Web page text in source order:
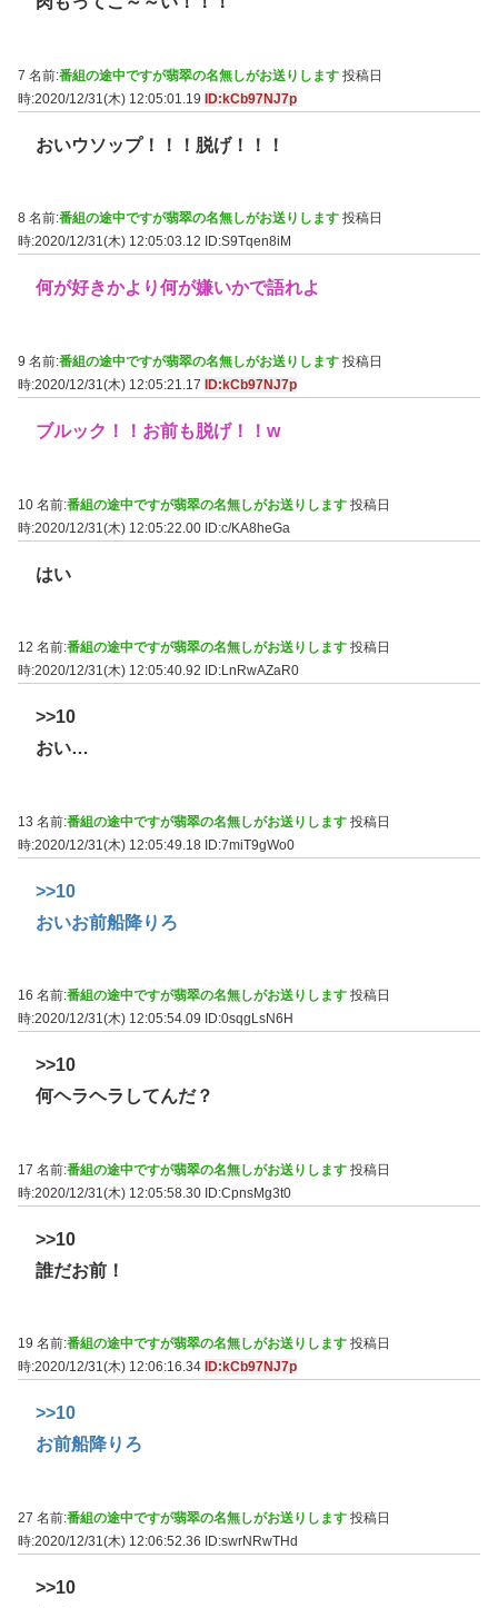
7 名前:番組の途中ですが翡翠の名無しがお送りします 投稿日
時:2020/12/31(木) 12:05:01.19 ID:kCb97NJ7p
おいウソップ！！！脱げ！！！
8 名前:番組の途中ですが翡翠の名無しがお送りします 投稿日
時:2020/12/31(木) 12:05:03.12
ID:S9Tqen8iM
何が好きかより何が嫌いかで語れよ
9 名前:番組の途中ですが翡翠の名無しがお送りします 投稿日
時:2020/12/31(木) 12:05:21.17
ID:kCb97NJ7p
ブルック！！お前も脱げ！！w
10 名前:番組の途中ですが翡翠の名無しがお送りします 投稿日
時:2020/12/31(木) 12:05:22.00 ID:c/KA8heGa
はい
12 名前:番組の途中ですが翡翠の名無しがお送りします 投稿日
時:2020/12/31(木) 12:05:40.92
ID:LnRwAZaR0
>>10
おい…
13 名前:番組の途中ですが翡翠の名無しがお送りします 投稿日
時:2020/12/31(木) 12:05:49.18 ID:7miT9gWo0
>>10
おいお前船降りろ
16 名前:番組の途中ですが翡翠の名無しがお送りします 投稿日
時:2020/12/31(木) 12:05:54.09
ID:0sqgLsN6H
>>10
何ヘラヘラしてんだ？
17 名前:番組の途中ですが翡翠の名無しがお送りします 投稿日
時:2020/12/31(木) 12:05:58.30 ID:CpnsMg3t0
>>10
誰だお前！
19 名前:番組の途中ですが翡翠の名無しがお送りします 投稿日
時:2020/12/31(木) 12:06:16.34 ID:kCb97NJ7p
>>10
お前船降りろ
27 名前:番組の途中ですが翡翠の名無しがお送りします 投稿日
時:2020/12/31(木) 12:06:52.36
ID:swrNRwTHd
>>10